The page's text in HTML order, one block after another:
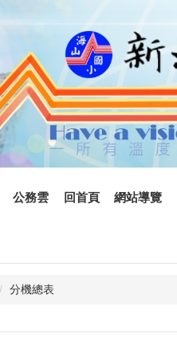
公務雲 回首頁 網站導覽
分機總表